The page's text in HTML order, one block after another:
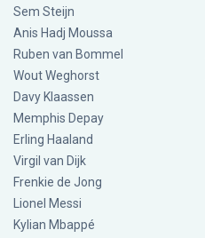
Sem Steijn
Anis Hadj Moussa
Ruben van Bommel
Wout Weghorst
Davy Klaassen
Memphis Depay
Erling Haaland
Virgil van Dijk
Frenkie de Jong
Lionel Messi
Kylian Mbappé